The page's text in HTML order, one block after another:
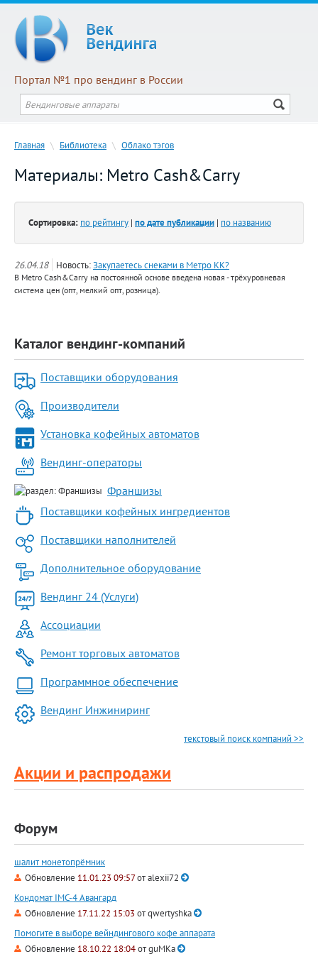
Портал №1 про вендинг в России
Главная \ Библиотека \ Облако тэгов
Материалы: Metro Cash&Carry
Сортировка: по рейтингу | по дате публикации | по названию
26.04.18 Новость:Закупаетесь снеками в Метро КК?
В Metro Cash&Carry на постоянной основе введена новая - трёхуровневая
система цен (опт, мелкий опт, розница).
Каталог вендинг-компаний
Поставщики оборудования
Производители
Установка кофейных автоматов
Вендинг-операторы
Франшизы
Поставщики кофейных ингредиентов
Поставщики наполнителей
Дополнительное оборудование
Вендинг 24 (Услуги)
Ассоциации
Ремонт торговых автоматов
Программное обеспечение
Вендинг Инжиниринг
текстовый поиск компаний >>
Акции и распродажи
Форум
шалит монетопрёмник
Обновление 11.01.23 09:57отalexii72
Кондомат IMC-4 Авангард
Обновление 17.11.22 15:03 отqwertyshka
Помогите в выборе вейндингового кофе аппарата
Обновление 18.10.22 18:04отguMKa